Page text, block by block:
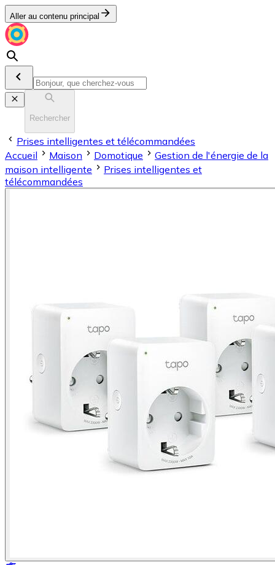
Aller au contenu principal
Rechercher
Prises intelligentes et télécommandées
Accueil
Maison Domotique
Gestion de l'énergie de la
maison intelligente
Prises intelligentes et
télécommandées